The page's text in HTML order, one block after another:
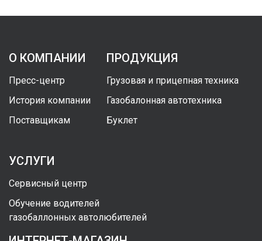
О КОМПАНИИ
Пресс-центр
История компании
Поставщикам
ПРОДУКЦИЯ
Грузовая и прицепная техника
Газобалонная автотехника
Буклет
УСЛУГИ
Сервисный центр
Обучение водителей
газобаллонных автолюбителей